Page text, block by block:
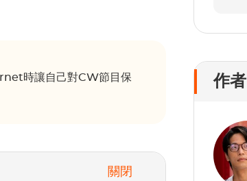
時讓自己對CW節目保
關閉
作者